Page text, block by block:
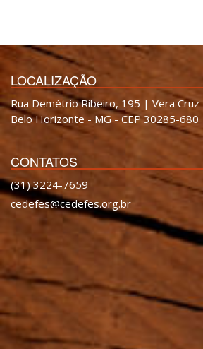
LOCALIZAÇÃO
Rua Demétrio Ribeiro, 195 | Vera Cruz
Belo Horizonte - MG - CEP 30285-680
CONTATOS
(31) 3224-7659
cedefes@cedefes.org.br